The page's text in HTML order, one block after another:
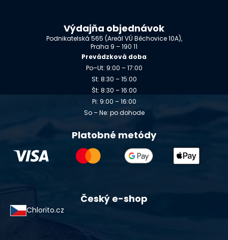
Výdajňa objednávok
Podnikatelská 565 (Areál VÚ Běchovice 10A),
Praha 9 – 190 11
Prevádzková doba
Po–Ut: 9:00 – 17:00
St: 8:30 – 15:00
Št: 8:30 – 16:00
Pi: 9:00 – 16:00
So – Ne: po dohode
Platobné metódy
Český e-shop
Chlorito.cz